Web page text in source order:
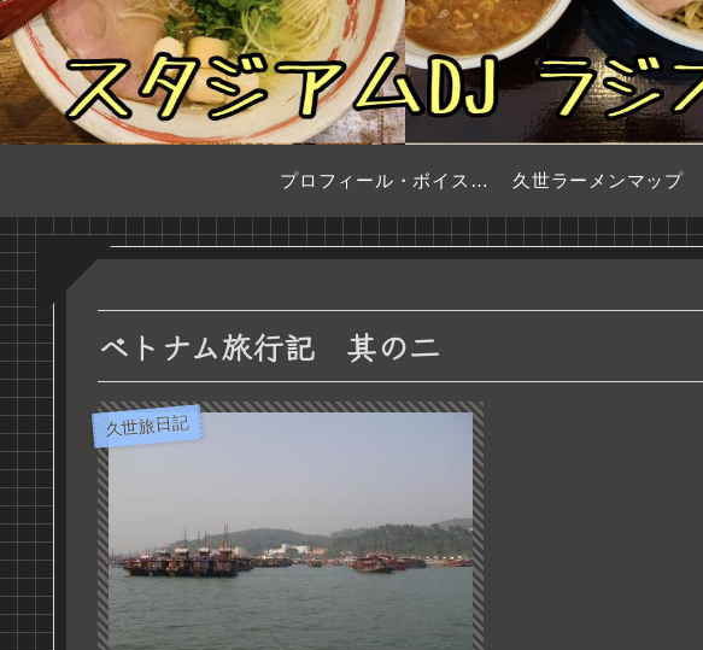
プロフィール・ボイスサンプル 久世ラーメンマップ
ベトナム旅行記 其の二
久世旅日記